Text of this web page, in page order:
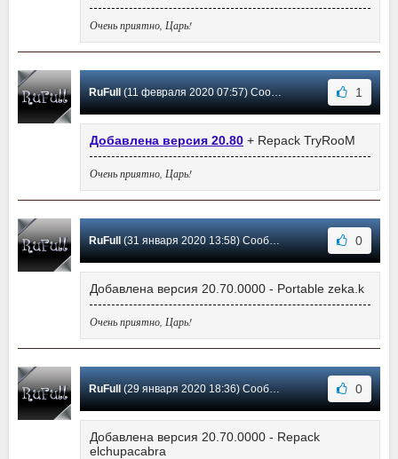
Очень приятно, Царь!
RuFull(11 февраля 2020 07:57) Сообщение #585 1
Добавлена версия 20.80 + Repack TryRooM
Очень приятно, Царь!
RuFull(31 января 2020 13:58) Сообщение #584 0
Добавлена версия 20.70.0000 - Portable zeka.k
Очень приятно, Царь!
RuFull(29 января 2020 18:36) Сообщение #583 0
Добавлена версия 20.70.0000 - Repack
elchupacabra